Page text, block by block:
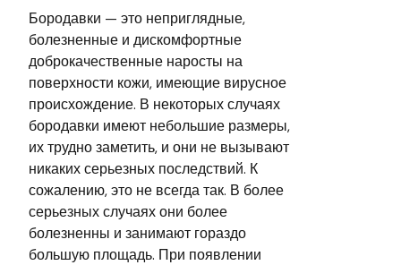
Бородавки — это неприглядные,
болезненные и дискомфортные
доброкачественные наросты на
поверхности кожи, имеющие вирусное
происхождение. В некоторых случаях
бородавки имеют небольшие размеры,
их трудно заметить, и они не вызывают
никаких серьезных последствий. К
сожалению, это не всегда так. В более
серьезных случаях они более
болезненны и занимают гораздо
большую площадь. При появлении